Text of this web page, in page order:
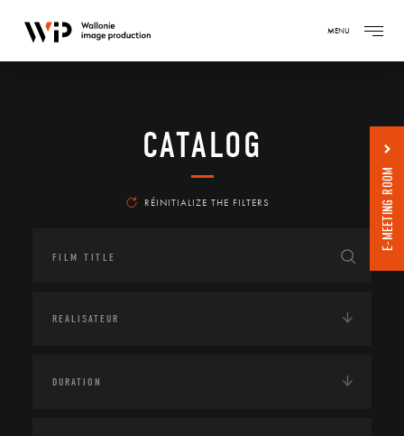
MENU
CATALOG
RÉINITIALIZE THE FILTERS E-MEETING ROOM